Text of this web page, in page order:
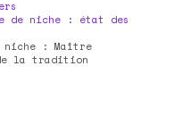
de niche : état des
niche : Maître
la tradition